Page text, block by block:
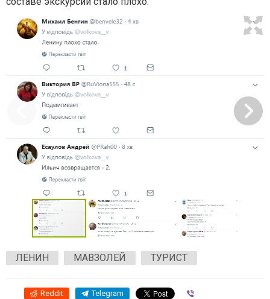
ЛЕНИН МАВЗОЛЕЙ ТУРИСТ
Reddit Telegram